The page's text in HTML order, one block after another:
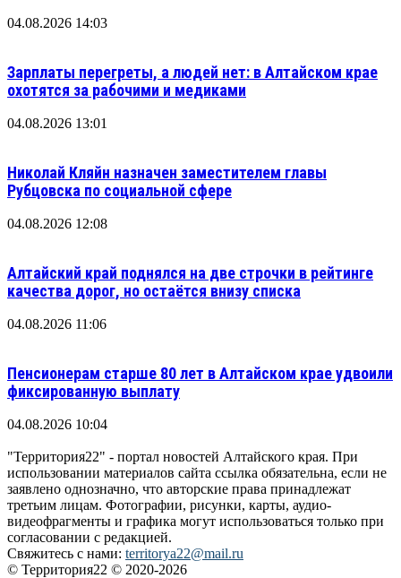
04.08.2026 14:03
Зарплаты перегреты, а людей нет: в Алтайском крае
охотятся за рабочими и медиками
04.08.2026 13:01
Николай Кляйн назначен заместителем главы
Рубцовска по социальной сфере
04.08.2026 12:08
Алтайский край поднялся на две строчки в рейтинге
качества дорог, но остаётся внизу списка
04.08.2026 11:06
Пенсионерам старше 80 лет в Алтайском крае удвоили
фиксированную выплату
04.08.2026 10:04
"Территория22" - портал новостей Алтайского края. При
использовании материалов сайта ссылка обязательна, если не
заявлено однозначно, что авторские права принадлежат
третьим лицам. Фотографии, рисунки, карты, аудио-
видеофрагменты и графика могут использоваться только при
согласовании с редакцией.
Свяжитесь с нами: territorya22@mail.ru
© Территория22 © 2020-2026